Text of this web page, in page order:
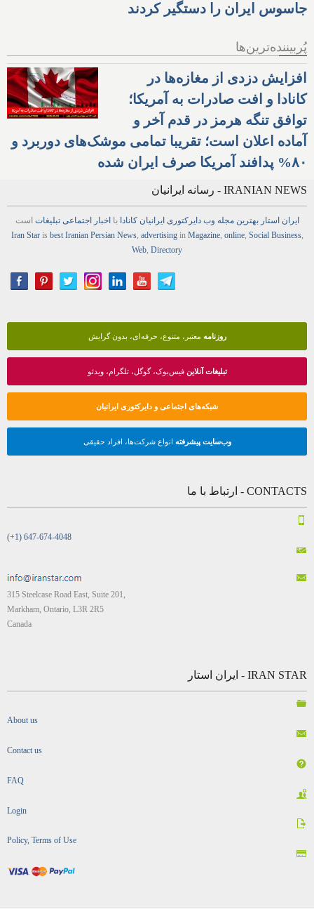
جاسوس ایران را دستگیر کردند
پُربیننده‌ترین‌ها
افزایش دزدی از مغازه‌ها در
کانادا و افت صادرات به آمریکا؛
توافق تنگه هرمز در قدم آخر و
آماده اعلان است؛ تقریبا تمامی موشک‌های دوربرد و
۸۰% پدافند آمریکا صرف ایران شده
IRANIAN NEWS - رسانه ایرانیان
ایران استار بهترین مجله وب دایرکتوری ایرانیان کانادا با اخبار اجتماعی تبلیغات است
Iran Staris best Iranian Persian News, advertisingin Magazine, online, Social Business,
Web, Directory
روزنامه معتبر، متنوع، حرفه‌ای، بدون گرایش
تبلیغات آنلاینفیس‌بوک، گوگل، تلگرام، ویدئو
شبکه‌های اجتماعی و دایرکتوری ایرانیان
وب‌سایت پیشرفته انواع شرکت‌ها، افراد حقیقی
CONTACTS - ارتباط با ما
(+1) 647-674-4048
315 Steelcase Road East, Suite 201,
Markham, Ontario, L3R 2R5
Canada
IRAN STAR - ایران استار
About us
Contact us
FAQ
Login
Policy, Terms of Use